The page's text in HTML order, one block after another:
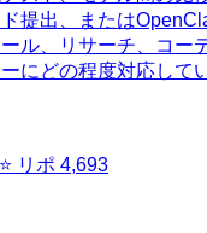
提出、または
ル、リサーチ、コー
にどの程度対応して
⭐ リポ 4,693